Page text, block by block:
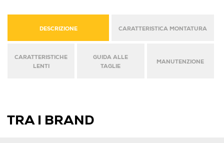
DESCRIZIONE CARATTERISTICA MONTATURA
CARATTERISTICHE
LENTI
GUIDA ALLE
TAGLIE
MANUTENZIONE
TRA I BRAND